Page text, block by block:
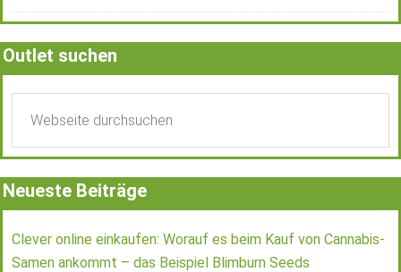
Outlet suchen
Neueste Beiträge
Clever online einkaufen: Worauf es beim Kauf von Cannabis-
Samen ankommt – das Beispiel Blimburn Seeds